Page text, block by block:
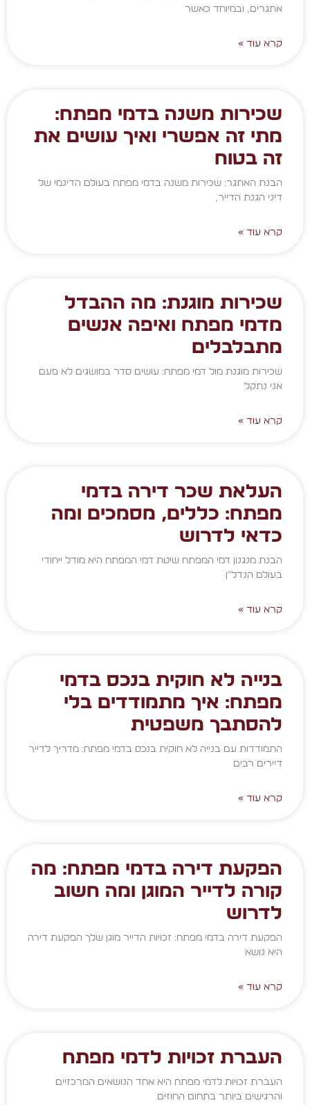
אתגרים, ובמיוחד כאשר
קרא עוד »
שכירות משנה בדמי מפתח:
מתי זה אפשרי ואיך עושים את
זה בטוח
הבנת האתגר: שכירות משנה בדמי מפתח בעולם הדינמי של
דיני הגנת הדייר,
קרא עוד »
שכירות מוגנת: מה ההבדל
מדמי מפתח ואיפה אנשים
מתבלבלים
שכירות מוגנת מול דמי מפתח: עושים סדר במושגים לא פעם
אני נתקל
קרא עוד »
העלאת שכר דירה בדמי
מפתח: כללים, מסמכים ומה
כדאי לדרוש
הבנת מנגנון דמי המפתח שיטת דמי המפתח היא מודל ייחודי
בעולם הנדל"ן
קרא עוד »
בנייה לא חוקית בנכס בדמי
מפתח: איך מתמודדים בלי
להסתבך משפטית
התמודדות עם בנייה לא חוקית בנכס בדמי מפתח: מדריך לדייר
דיירים רבים
קרא עוד »
הפקעת דירה בדמי מפתח: מה
קורה לדייר המוגן ומה חשוב
לדרוש
הפקעת דירה בדמי מפתח: זכויות הדייר מוגן שלך הפקעת דירה
היא נושא
קרא עוד »
העברת זכויות לדמי מפתח
העברת זכויות לדמי מפתח היא אחד הנושאים המרכזיים
והרגישים ביותר בתחום החוזים